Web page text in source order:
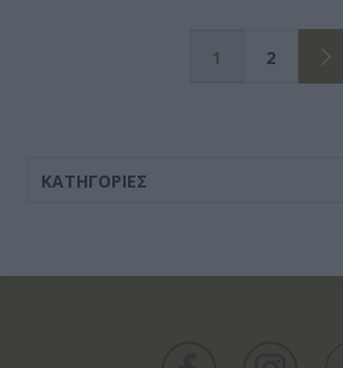
1 2
ΚΑΤΗΓΟΡΊΕΣ